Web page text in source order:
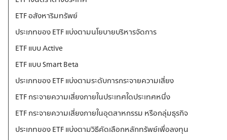
ETF อสังหาริมทรัพย์
ประเภทของ ETF แบ่งตามนโยบายบริหารจัดการ
ETF แบบ Active
ETF แบบ Smart Beta
ประเภทของ ETF แบ่งตามระดับการกระจายความเสี่ยง
ETF กระจายความเสี่ยงภายในประเทศใดประเทศหนึ่ง
ETF กระจายความเสี่ยงภายในอุตสาหกรรม หรือกลุ่มธุรกิจ
ประเภทของ ETF แบ่งตามวิธีคัดเลือกหลักทรัพย์เพื่อลงทุน